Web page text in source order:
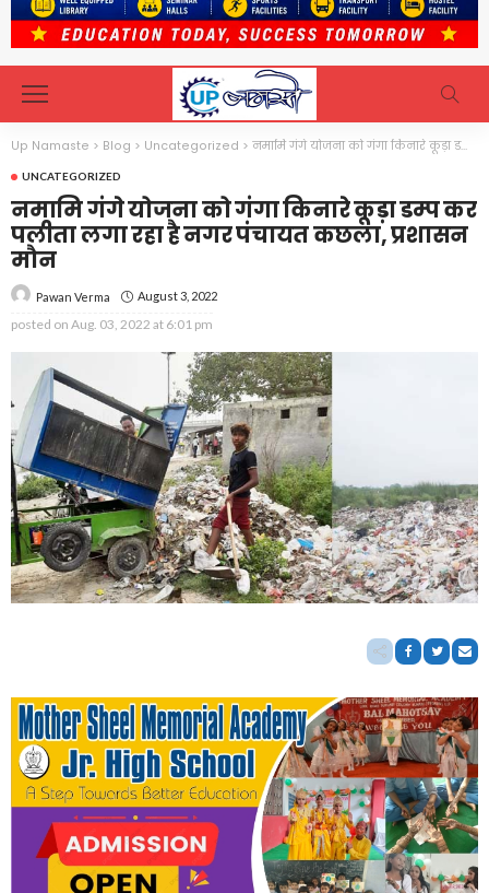
Up Namaste > Blog > Uncategorized > नमामि गंगे योजना को गंगा किनारे कूड़ा डम्प कर पलीता लगा रहा है नगर पंचायत कछला, प्रशासन मौन
UNCATEGORIZED
नमामि गंगे योजना को गंगा किनारे कूड़ा डम्प कर
पलीता लगा रहा है नगर पंचायत कछला, प्रशासन
मौन
Pawan Verma August 3, 2022
posted on Aug. 03, 2022 at 6:01 pm